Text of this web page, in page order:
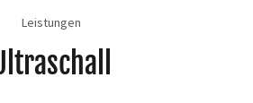
Leistungen